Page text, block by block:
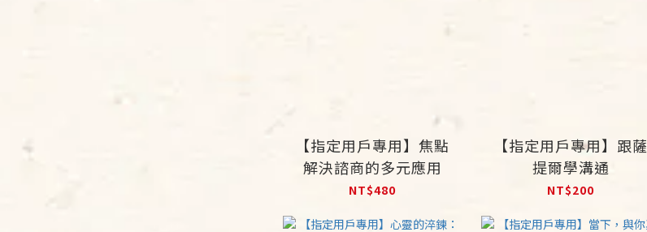
【指定用戶專用】焦點
解決諮商的多元應用
NT$480
【指定用戶專用】跟薩
提爾學溝通
NT$200